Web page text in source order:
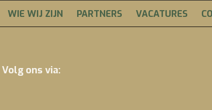
WIE WIJ ZIJN PARTNERS VACATURES
Volg ons via: